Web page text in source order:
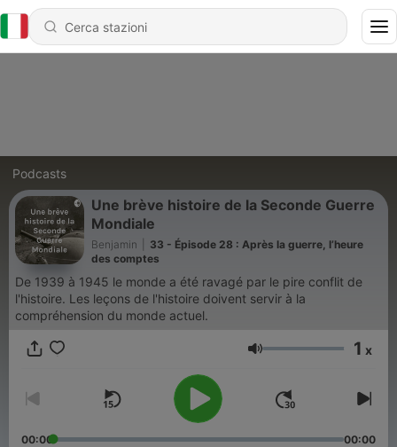
Podcasts
Une brève histoire de la Seconde Guerre
Mondiale
Benjamin
33 - Épisode 28 : Après la guerre, l’heure
des comptes
De 1939 à 1945 le monde a été ravagé par le pire conflit de
l'histoire. Les leçons de l'histoire doivent servir à la
compréhension du monde actuel.
Volume 1 x
00:00 00:00